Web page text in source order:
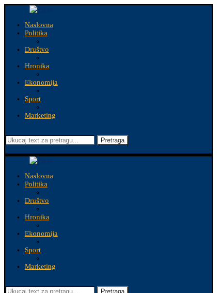
Naslovna
Politika
Društvo
Hronika
Ekonomija
Sport
Marketing
Pretraga
Naslovna
Politika
Društvo
Hronika
Ekonomija
Sport
Marketing
Pretraga